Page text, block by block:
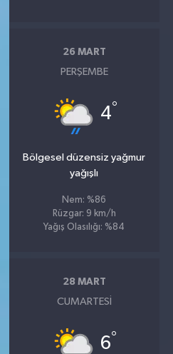
26 MART
PERŞEMBE
4°
Bölgesel düzensiz yağmur
yağışlı
Nem: %86
Rüzgar: 9 km/h
Yağış Olasılığı: %84
28 MART
CUMARTESI
6°